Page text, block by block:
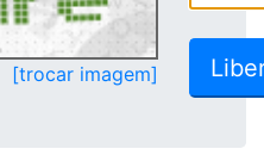
[trocar imagem]